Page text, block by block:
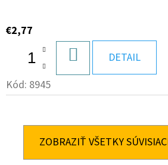
€2,77
KOŠÍKA
DETAIL
Kód: 8945
ZOBRAZIŤ VŠETKY